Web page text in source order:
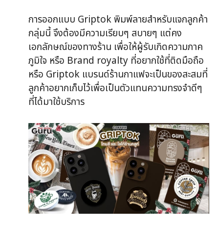
การออกแบบ Griptok พิมพ์ลายสำหรับแจกลูกค้า
กลุ่มนี้ จึงต้องมีความเรียบๆ สบายๆ แต่คง
เอกลักษณ์ของทางร้าน เพื่อให้ผู้รับเกิดความภาค
ภูมิใจ หรือ Brand royalty ที่อยากใช้ที่ติดมือถือ
หรือ Griptok แบรนด์ร้านกาแฟจะเป็นของสะสมที่
ลูกค้าอยากเก็บไว้เพื่อเป็นตัวแทนความทรงจำดีๆ
ที่ได้มาใช้บริการ